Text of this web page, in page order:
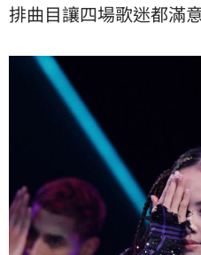
排曲目讓四場歌迷都滿